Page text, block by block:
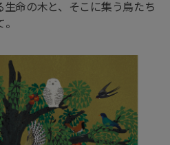
命の木と、そこに集う鳥たち